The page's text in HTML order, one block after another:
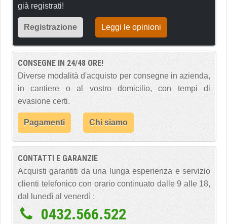
già registrati!
Registrazione Leggi le opinioni
CONSEGNE IN 24/48 ORE!
Diverse modalità d'acquisto per consegne in azienda,
in cantiere o al vostro domicilio, con tempi di
evasione certi.
Pagamenti Chi siamo
CONTATTI E GARANZIE
Acquisti garantiti da una lunga esperienza e servizio
clienti telefonico con orario continuato dalle 9 alle 18,
dal lunedì al venerdì :
0432.566.522